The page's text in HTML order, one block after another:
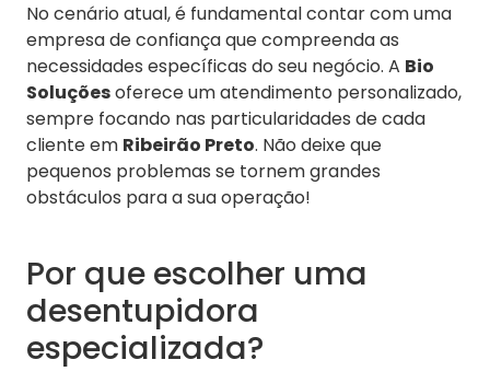
No cenário atual, é fundamental contar com uma
empresa de confiança que compreenda as
necessidades específicas do seu negócio. A Bio
Soluçõesoferece um atendimento personalizado,
sempre focando nas particularidades de cada
cliente em Ribeirão Preto. Não deixe que
pequenos problemas se tornem grandes
obstáculos para a sua operação!
Por que escolher uma
desentupidora
especializada?